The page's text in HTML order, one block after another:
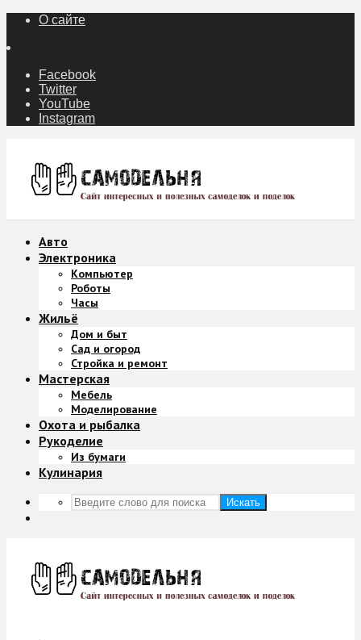
О сайте
Facebook
Twitter
YouTube
Instagram
Авто
Электроника
Компьютер
Роботы
Часы
Жильё
Дом и быт
Сад и огород
Стройка и ремонт
Мастерская
Мебель
Моделирование
Охота и рыбалка
Рукоделие
Из бумаги
Кулинария
Искать